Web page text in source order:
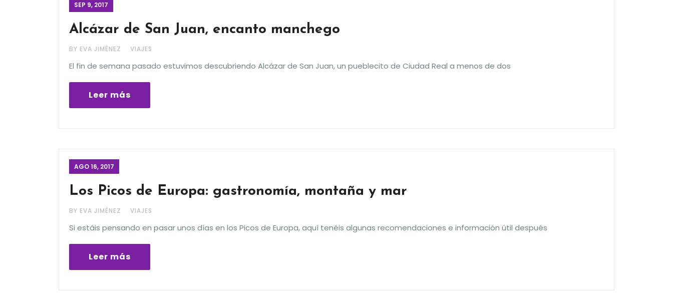
SEP 9, 2017
Alcázar de San Juan, encanto manchego
BY EVA JIMÉNEZ VIAJES
El fin de semana pasado estuvimos descubriendo Alcázar de San Juan, un pueblecito de Ciudad Real a menos de dos
Leer más
AGO 16, 2017
Los Picos de Europa: gastronomía, montaña y mar
BY EVA JIMÉNEZ VIAJES
Si estáis pensando en pasar unos días en los Picos de Europa, aquí tenéis algunas recomendaciones e información útil después
Leer más